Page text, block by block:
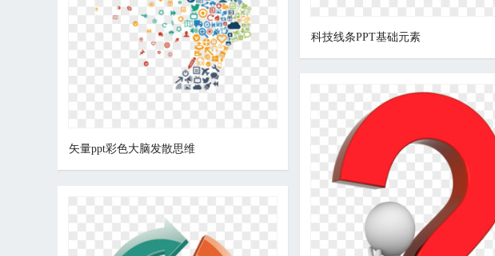
科技线条PPT基础元素
矢量ppt彩色大脑发散思维